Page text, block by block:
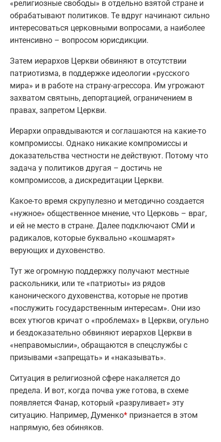
«религиозные свободы» в отдельно взятой стране и
обрабатывают политиков. Те вдруг начинают сильно
интересоваться церковными вопросами, а наиболее
интенсивно – вопросом юрисдикции.
Затем иерархов Церкви обвиняют в отсутствии
патриотизма, в поддержке идеологии «русского
мира» и в работе на страну-агрессора. Им угрожают
захватом святынь, депортацией, ограничением в
правах, запретом Церкви.
Иерархи оправдываются и соглашаются на какие-то
компромиссы. Однако никакие компромиссы и
доказательства честности не действуют. Потому что
задача у политиков другая – достичь не
компромиссов, а дискредитации Церкви.
Какое-то время скрупулезно и методично создается
«нужное» общественное мнение, что Церковь – враг,
и ей не место в стране. Далее подключают СМИ и
радикалов, которые буквально «кошмарят»
верующих и духовенство.
Тут же огромную поддержку получают местные
раскольники, или те «патриоты» из рядов
канонического духовенства, которые не против
«послужить государственным интересам». Они изо
всех утюгов кричат о «проблемах» в Церкви, огульно
и бездоказательно обвиняют иерархов Церкви в
«неправомыслии», обращаются в спецслужбы с
призывами «запрещать» и «наказывать».
Ситуация в религиозной сфере накаляется до
предела. И вот, когда почва уже готова, в схеме
появляется Фанар, который «разруливает» эту
ситуацию. Например, Думенко* признается в этом
напрямую, без обиняков.